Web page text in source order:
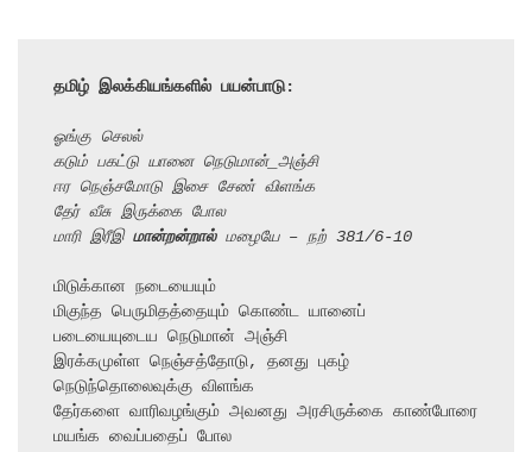
தமிழ் இலக்கியங்களில் பயன்பாடு:
ஓங்கு செலல்
கடும் பகட்டு யானை நெடுமான்_அஞ்சி
ஈர நெஞ்சமோடு இசை சேண் விளங்க
தேர் வீசு இருக்கை போல
மாரி இரீஇ மான்றன்றால் மழையே – நற் 381/6-10
மிடுக்கான நடையையும்
மிகுந்த பெருமிதத்தையும் கொண்ட யானைப்
படையையுடைய நெடுமான் அஞ்சி
இரக்கமுள்ள நெஞ்சத்தோடு, தனது புகழ்
நெடுந்தொலைவுக்கு விளங்க
தேர்களை வாரிவழங்கும் அவனது அரசிருக்கை காண்போரை
மயங்க வைப்பதைப் போல